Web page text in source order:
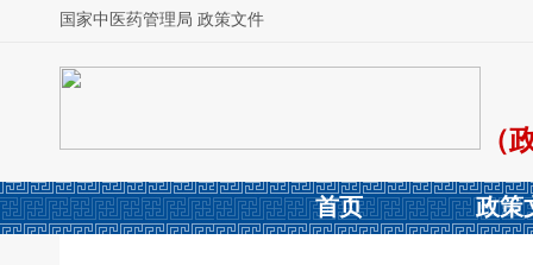
国家中医药管理局 政策文件
（
首页 政策